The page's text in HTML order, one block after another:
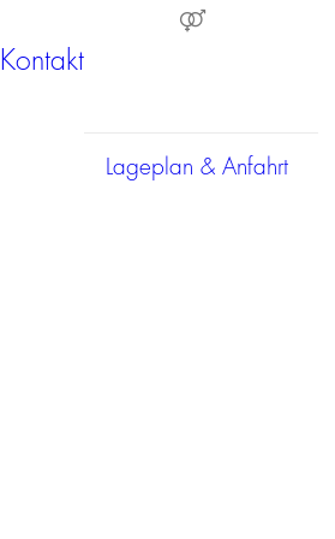
Kontakt
Lageplan & Anfahrt